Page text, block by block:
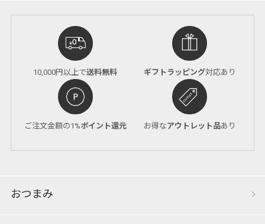
10,000円以上で送料無料 ギフトラッピング対応あり
ご注文金額の1%ポイント還元 お得なアウトレット品あり
おつまみ